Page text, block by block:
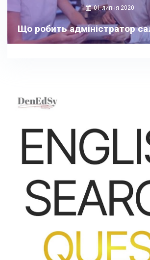
01 липня 2020
Що робить адміністратор